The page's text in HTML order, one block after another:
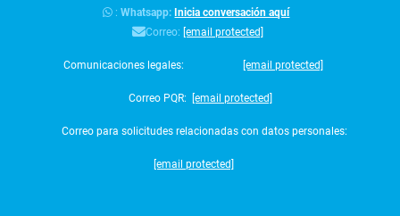
:Whatsapp:Inicia conversación aquí
Correo: [email protected]
Comunicaciones legales: [email protected]
Correo PQR: [email protected]
Correo para solicitudes relacionadas con datos personales:
[email protected]